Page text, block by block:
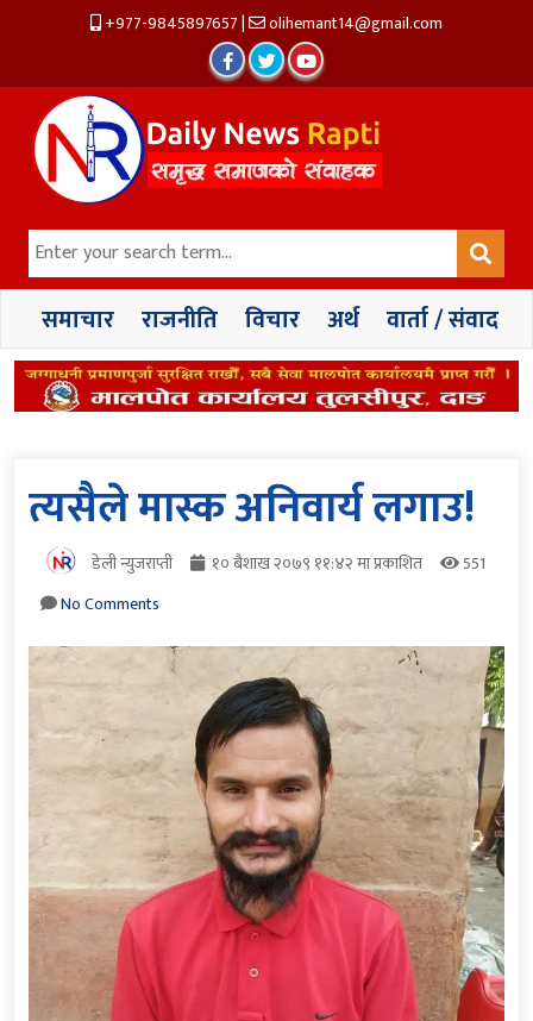
+977-9845897657| olihemant14@gmail.com
समाचार राजनीति विचार अर्थ वार्ता / संवाद
त्यसैले मास्क अनिवार्य लगाउ!
डेली न्युजराप्ती १० बैशाख २०७९ ११:४२ मा प्रकाशित
551
No Comments